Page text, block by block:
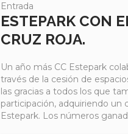
Entrada
ESTEPARK CON
CRUZ ROJA.
Un año más CC Estepark
través de la cesión de
las gracias a todos los que
participación, adquiriendo un
Estepark. Los números